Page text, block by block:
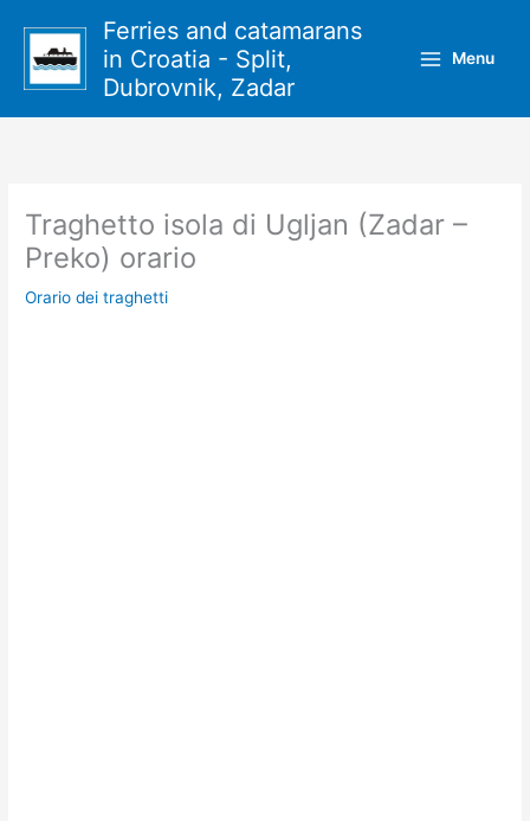
contenuto
Ferries and catamarans
in Croatia - Split,
Dubrovnik, Zadar
Menu
Traghetto isola di Ugljan (Zadar –
Preko) orario
Orario dei traghetti